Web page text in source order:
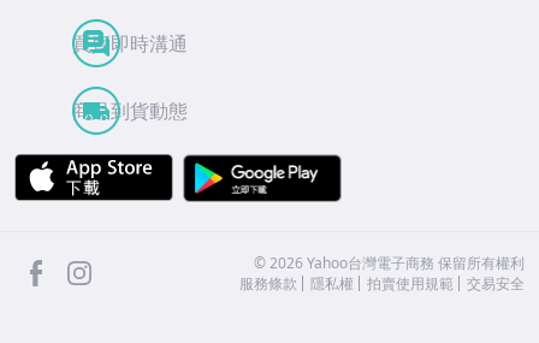
買賣即時溝通
商品到貨動態
APP Store
facebook ©2026 Yahoo台灣電子商務 保留所有權利
服務條款
隱私權 拍賣使用規範 交易安全